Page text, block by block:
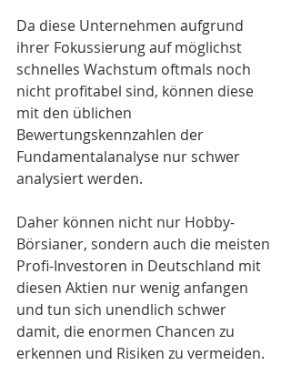
Da diese Unternehmen aufgrund
ihrer Fokussierung auf möglichst
schnelles Wachstum oftmals noch
nicht profitabel sind, können diese
mit den üblichen
Bewertungskennzahlen der
Fundamentalanalyse nur schwer
analysiert werden.
Daher können nicht nur Hobby-
Börsianer, sondern auch die meisten
Profi-Investoren in Deutschland mit
diesen Aktien nur wenig anfangen
und tun sich unendlich schwer
damit, die enormen Chancen zu
erkennen und Risiken zu vermeiden.